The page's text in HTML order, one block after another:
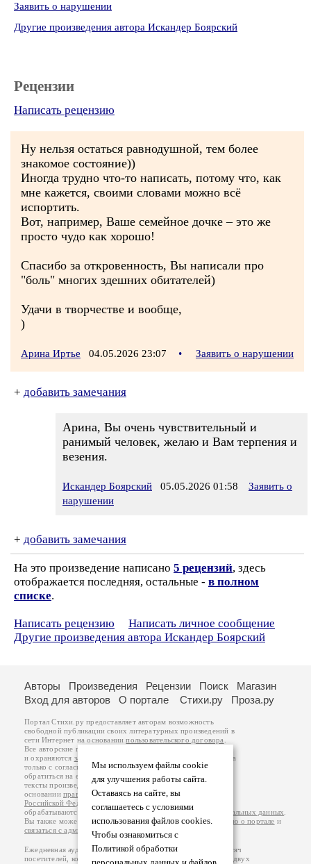
Заявить о нарушении
Другие произведения автора Искандер Боярский
Рецензии
Написать рецензию
Ну нельзя остаться равнодушной, тем более
знакомое состояние))
Иногда трудно что-то написать, потому что, как
мне кажется, своими словами можно всё
испортить.
Вот, например, Ваше семейное дочке – это же
просто чудо как хорошо!
Спасибо за откровенность, Вы написали про
"боль" многих здешних обитателей)
Удачи в творчестве и вообще,
)
Арина Иртье 04.05.2026 23:07 • Заявить о нарушении
+ добавить замечания
Арина, Вы очень чувствительный и
ранимый человек, желаю и Вам терпения и
везения.
Искандер Боярский 05.05.2026 01:58
Заявить о
нарушении
+ добавить замечания
На это произведение написано 5 рецензий, здесь
отображается последняя, остальные - в полном
списке.
Написать рецензию
Написать личное сообщение
Другие произведения автора Искандер Боярский
Мы используем файлы cookie
для улучшения работы сайта.
Оставаясь на сайте, вы
соглашаетесь с условиями
использования файлов cookies.
Чтобы ознакомиться с
Политикой обработки
Авторы Произведения Рецензии Поиск
Магазин
Вход для авторов
О портале Стихи.ру Проза.ру
Портал Стихи.ру предоставляет авторам возможность
свободной публикации своих литературных произведений в
сети Интернет на основаниипользовательского договора
Все авторские права на произведения принадлежат авторам
и охраняются законом
. Перепечатка произведений возможна
только с согласия его автора, к которому вы можете
обратиться на его авторской странице. Ответственность за
тексты произведений авторы несут самостоятельно на
основанииправил публикацииизаконодательства
Российской Федерации
обрабатываются на основанииПолитики обработки персональных данных
Вы также можете посмотреть более подробнуюинформацию о портале и
связаться с администрацией
Ежедневная аудитория портала Стихи.ру – порядка 200 тысяч
посетителей, которые в общей сумме просматривают более двух